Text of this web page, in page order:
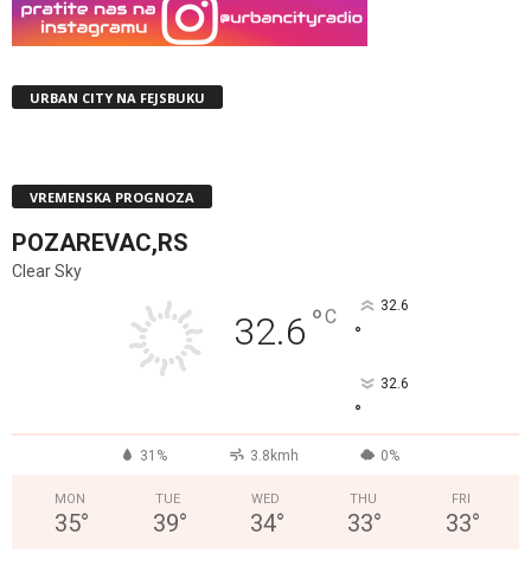
URBAN CITY NA FEJSBUKU
VREMENSKA PROGNOZA
POZAREVAC,RS
Clear Sky
32.6 °C 32.6
°
32.6
°
31% 3.8kmh 0%
MON
35°
TUE
39°
WED
34°
THU
33°
FRI
33°